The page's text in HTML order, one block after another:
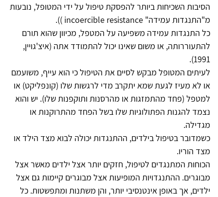
הסיבות השכיחות ביותר להפסקת טיפול על ידי המטופל, נובעות
מ"התנגדות עמידה" incoercible resistance )).
כל התנגדות עמידה משפיעה על המטפל, מכיוון שהוא תורם
להתעוררותה, או משום שאינו יכול להתמודד אתה (איצ'גויין,
1991).
לעיתים המטופל מבקש לסיים את הטיפול כי הוא עייף, משועמם
או לא מעיז לגעת שמא יתקרב מדי לרגשות שלו (קונפליקט) או
למטפל (פחד מהתמזגות או מהרסנות ותוקפנות שלו). יש והוא
נצמד להגנות הפתולוגיות שלו בשל הפחד מהתרוקנות או
מגדילה.
כשמדובר בטיפול בילדים, ההתנגדות יכולה לבוא מצד הילד או
מצד הוריו.
הכוחות המתנגדים לטיפול, חזקים יותר אצל ילדים מאשר אצל
מבוגרים. ההתנגדויות המופיעות אצל מבוגרים קיימות גם אצל
ילדים, אך באופן אינטנסיבי יותר, והן משתנות ומתפשטות. כל